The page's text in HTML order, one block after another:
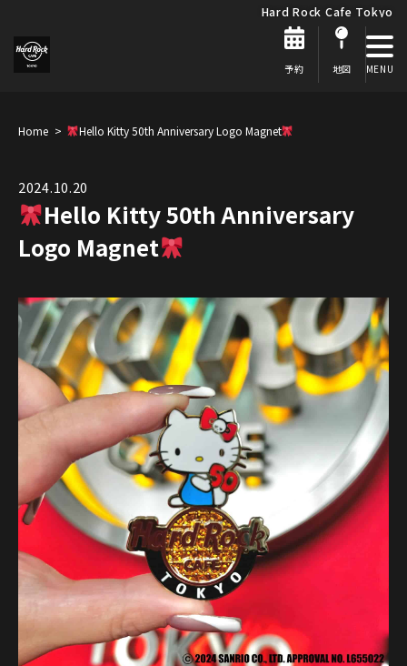
Hard Rock Cafe Tokyo
予約 地図
Home Hello Kitty 50th Anniversary Logo Magnet
2024.10.20
Hello Kitty 50th Anniversary
Logo Magnet